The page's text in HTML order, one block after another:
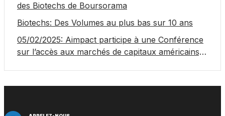
des Biotechs de Boursorama
Biotechs: Des Volumes au plus bas sur 10 ans
05/02/2025: Aimpact participe à une Conférence
sur l’accès aux marchés de capitaux américains,